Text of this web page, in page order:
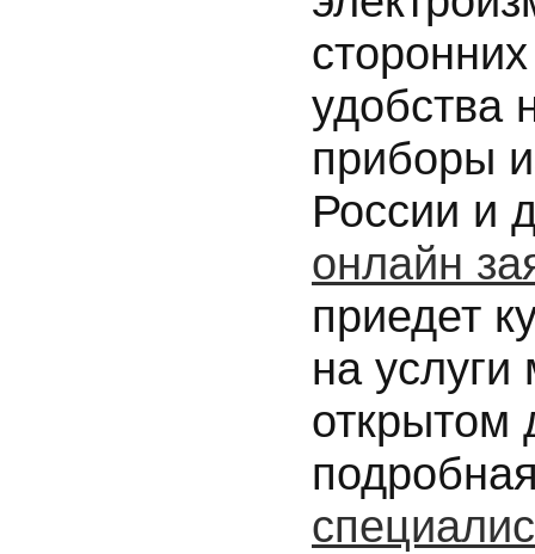
удобства
приборы
России и
онлайн
приедет
на
открытом